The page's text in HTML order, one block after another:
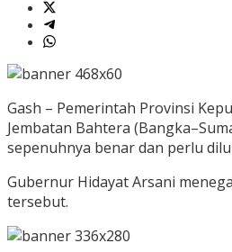
Gash – Pemerintah Provinsi
Jembatan Bahtera
sepenuhnya benar dan perlu
Gubernur Hidayat Arsani
tersebut.